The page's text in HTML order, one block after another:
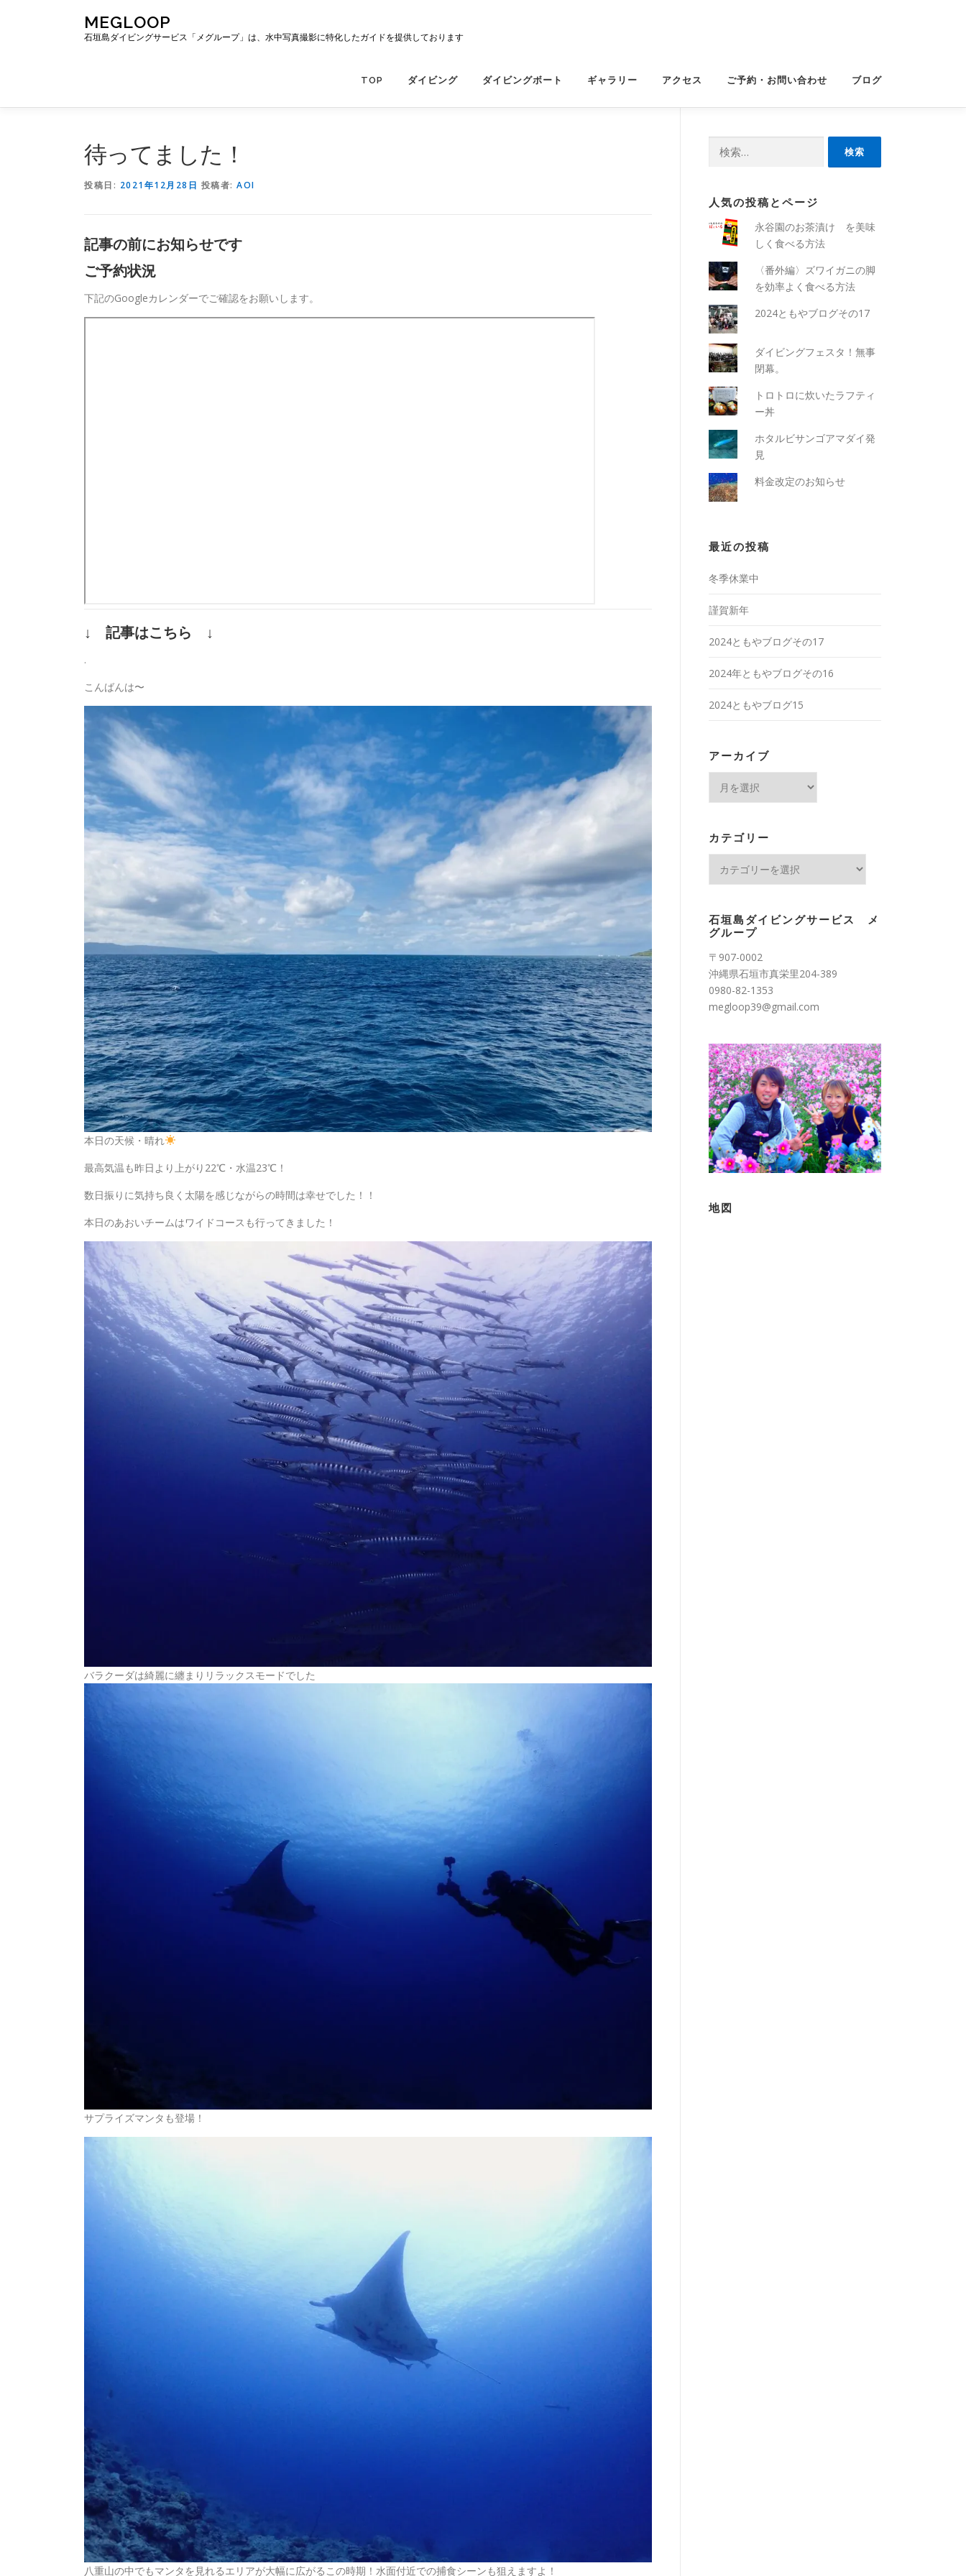
ス
MEGLOOP
石垣島ダイビングサービス「メグループ」は、水中写真撮影に特化したガイドを提供しております
TOP ダイビング ダイビングボート ギャラリー アクセス ご予約・お問い合わせ ブログ
待ってました！
投稿日: 2021年12月28日 投稿者: AOI
記事の前にお知らせです
ご予約状況
下記のGoogleカレンダーでご確認をお願いします。
↓ 記事はこちら ↓
.
こんばんは〜
本日の天候・晴れ
最高気温も昨日より上がり22℃・水温23℃！
数日振りに気持ち良く太陽を感じながらの時間は幸せでした！！
本日のあおいチームはワイドコースも行ってきました！
バラクーダは綺麗に纏まりリラックスモードでした
サプライズマンタも登場！
八重山の中でもマンタを見れるエリアが大幅に広がるこの時期！水面付近での捕食シーンも狙えますよ！
人気の投稿とページ
永谷園のお茶漬け を美味
しく食べる方法
〈番外編〉ズワイガニの脚
を効率よく食べる方法
2024ともやブログその17
ダイビングフェスタ！無事
閉幕。
トロトロに炊いたラフティ
ー丼
ホタルビサンゴアマダイ発
見
料金改定のお知らせ
最近の投稿
冬季休業中
謹賀新年
2024ともやブログその17
2024年ともやブログその16
2024ともやブログ15
アーカイブ
ブ
カテゴリー
ー
石垣島ダイビングサービス メ
グループ
〒907-0002
沖縄県石垣市真栄里204-389
0980-82-1353
megloop39@gmail.com
地図